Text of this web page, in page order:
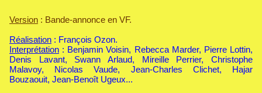
Version : Bande-annonce en VF.
Réalisation : François Ozon.
Interprétation : Benjamin Voisin, Rebecca Marder, Pierre Lottin,
Denis Lavant, Swann Arlaud, Mireille Perrier, Christophe
Malavoy, Nicolas Vaude, Jean-Charles Clichet, Hajar
Bouzaouit, Jean-Benoît Ugeux...